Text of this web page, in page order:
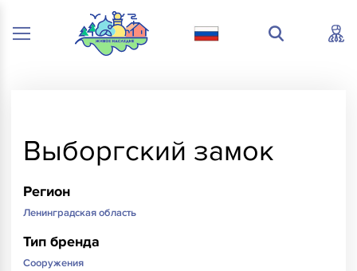
Выборгский замок
Регион
Ленинградская область
Тип бренда
Сооружения